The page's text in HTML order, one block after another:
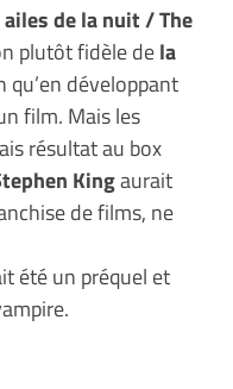
de la nuit / The
plutôt fidèle dela
qu’en développant
film. Mais les
résultat au box
Kingaurait
de films, ne
été un préquel et